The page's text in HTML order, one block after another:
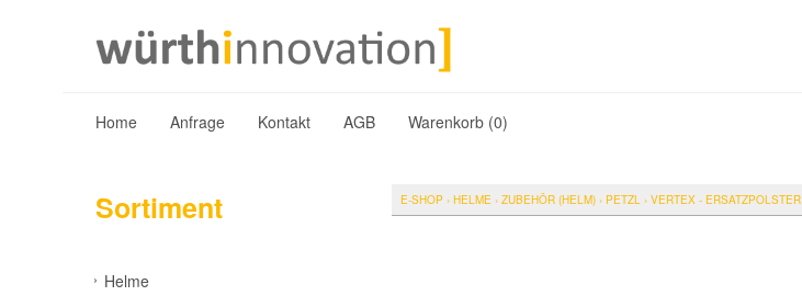
Home Anfrage Kontakt AGB Warenkorb (0)
Sortiment
Helme
E-SHOP › HELME › ZUBEHÖR (HELM) › PETZL › VERTEX - ERSATZPOLSTER